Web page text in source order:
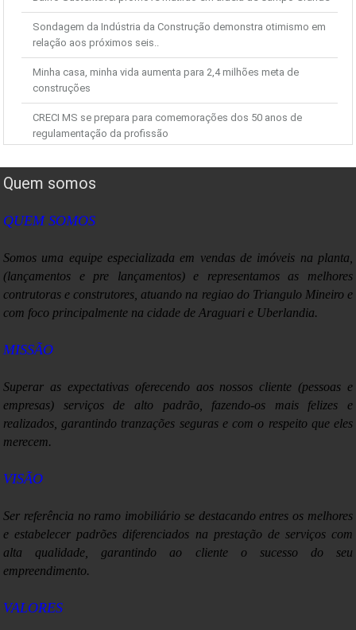
Sondagem da Indústria da Construção demonstra otimismo em
relação aos próximos seis..
Minha casa, minha vida aumenta para 2,4 milhões meta de
construções
CRECI MS se prepara para comemorações dos 50 anos de
regulamentação da profissão
Torres
Moradores de Marília, SP, ainda podem pagar IPTU com desconto
Débito automático da 1ª cota do IR exige declaração até o fim de
março
Previdência tem déficit de R$ 5,1 bilhões em fevereiro, diz
ministério
Quem somos
QUEM SOMOS
Somos uma equipe especializada em vendas de imóveis na planta,
(lançamentos e pre lançamentos) e representamos as melhores
contrutoras e construtores, atuando na regiao do Triangulo Mineiro e
com foco principalmente na cidade de Araguari e Uberlandia.
MISSÃO
Superar as expectativas oferecendo aos nossos cliente (pessoas e
empresas) serviços de alto padrão, fazendo-os mais felizes e
realizados, garantindo tranzações seguras e com o respeito que eles
merecem.
VISÃO
Ser referência no ramo imobiliário se destacando entres os melhores
e estabelecer padrões diferenciados na prestação de serviços com
alta qualidade, garantindo ao cliente o sucesso do seu
empreendimento.
VALORES